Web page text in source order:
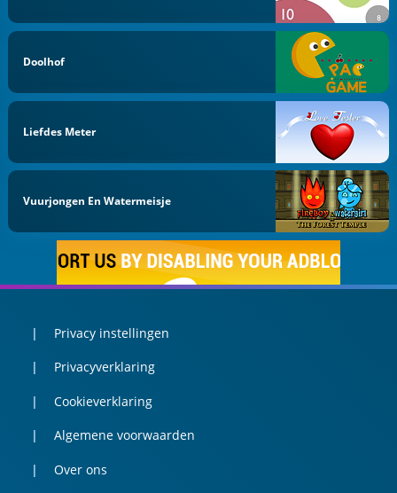
Doolhof
Liefdes Meter
Vuurjongen En Watermeisje
Privacy instellingen
Privacyverklaring
Cookieverklaring
Algemene voorwaarden
Over ons